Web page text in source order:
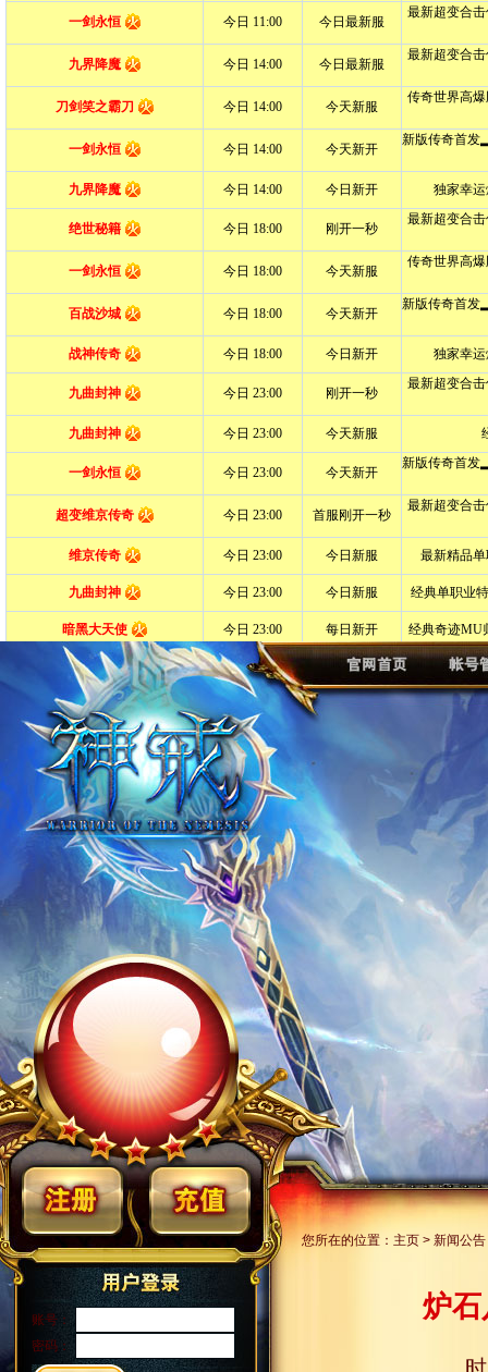
账号：
密码：
您所在的位置： 主页 > 新闻公告
炉